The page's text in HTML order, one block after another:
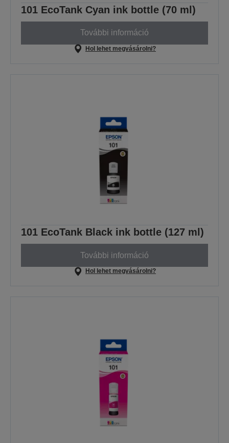
101 EcoTank Cyan ink bottle (70 ml)
További információ
Hol lehet megvásárolni?
101 EcoTank Black ink bottle (127 ml)
További információ
Hol lehet megvásárolni?